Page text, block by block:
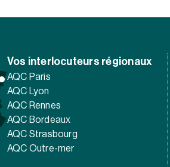
Vos interlocuteurs régionaux
AQC Paris
AQC Lyon
AQC Rennes
AQC Bordeaux
AQC Strasbourg
AQC Outre-mer